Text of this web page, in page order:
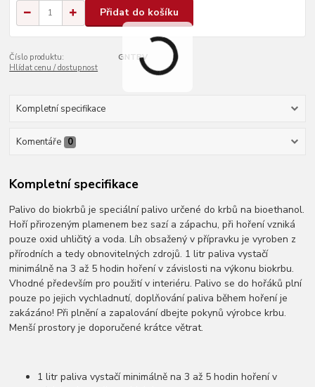
Přidat do košíku
Číslo produktu:
GNTBV
Hlídat cenu / dostupnost
Kompletní specifikace
Komentáře 0
Kompletní specifikace
Palivo do biokrbů je speciální palivo určené do krbů na bioethanol.
Hoří přirozeným plamenem bez sazí a zápachu, při hoření vzniká
pouze oxid uhličitý a voda. Líh obsažený v přípravku je vyroben z
přírodních a tedy obnovitelných zdrojů. 1 litr paliva vystačí
minimálně na 3 až 5 hodin hoření v závislosti na výkonu biokrbu.
Vhodné především pro použití v interiéru. Palivo se do hořáků plní
pouze po jejich vychladnutí, doplňování paliva během hoření je
zakázáno! Při plnění a zapalování dbejte pokynů výrobce krbu.
Menší prostory je doporučené krátce větrat.
1 litr paliva vystačí minimálně na 3 až 5 hodin hoření v